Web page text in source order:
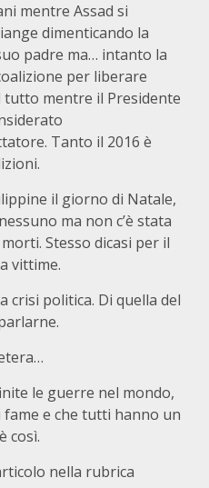
mentre Assad si
dimenticando la
padre ma… intanto la
per liberare
tutto mentre il Presidente
Tanto il 2016 è
il giorno di Natale,
ma non c’è stata
Stesso dicasi per il
vittime.
crisi politica. Di quella del
le guerre nel mondo,
e che tutti hanno un
così.
nella rubrica